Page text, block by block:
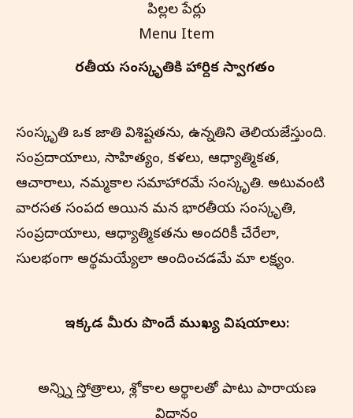
పిల్లల పేర్లు
Menu Item
భారతీయ సంస్కృతి‌కి హార్దిక స్వాగతం
సంస్కృతి ఒక జాతి విశిష్టతను, ఉన్నతిని తెలియజేస్తుంది.
సంప్రదాయాలు, సాహిత్యం, కళలు, ఆధ్యాత్మికత,
ఆచారాలు, నమ్మకాల సమాహారమే సంస్కృతి. అటువంటి
వారసత్వ సంపద అయిన మన భారతీయ సంస్కృతి,
సంప్రదాయాలు, ఆధ్యాత్మికతను అందరికీ చేరేలా,
సులభంగా అర్థమయ్యేలా అందించడమే మా లక్ష్యం.
ఇక్కడ మీరు పొందే ముఖ్య విషయాలు:
అన్న్ని స్తోత్రాలు, శ్లోకాల అర్థాలతో పాటు పారాయణ